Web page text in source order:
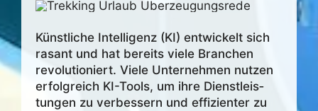
Künst­liche Intel­li­genz (KI) entwi­ckelt sich
rasant und hat bereits viele Bran­chen
revo­lu­tio­niert. Viele Unter­nehmen nutzen
erfolg­reich KI-Tools, um ihre Dienst­leis­
tungen zu verbes­sern und effi­zi­enter zu